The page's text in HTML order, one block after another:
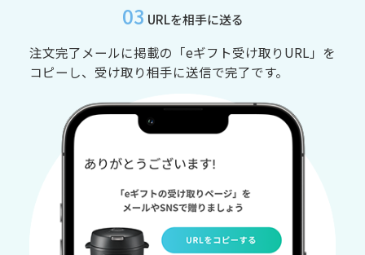
03 URLを相手に送る
注文完了メールに掲載の「eギフト受け取りURL」を
コピーし、受け取り相手に送信で完了です。